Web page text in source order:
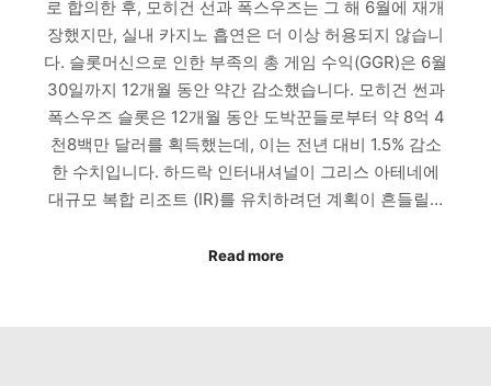
로 합의한 후, 모히건 선과 폭스우즈는 그 해 6월에 재개
장했지만, 실내 카지노 흡연은 더 이상 허용되지 않습니
다. 슬롯머신으로 인한 부족의 총 게임 수익(GGR)은 6월
30일까지 12개월 동안 약간 감소했습니다. 모히건 썬과
폭스우즈 슬롯은 12개월 동안 도박꾼들로부터 약 8억 4
천8백만 달러를 획득했는데, 이는 전년 대비 1.5% 감소
한 수치입니다. 하드락 인터내셔널이 그리스 아테네에
대규모 복합 리조트 (IR)를 유치하려던 계획이 흔들릴…
Read more